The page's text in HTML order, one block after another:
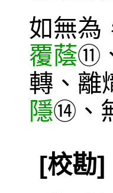
如無為
覆蔭⑪
轉、離
隱⑭
[校勘]